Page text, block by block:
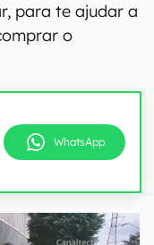
para te ajudar a
o
WhatsApp